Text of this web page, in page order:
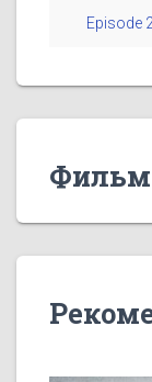
Episode
Фильм